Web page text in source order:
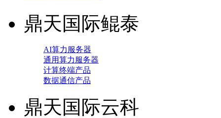
鼎天国际鲲泰
AI算力服务器
通用算力服务器
计算终端产品
数据通信产品
鼎天国际云科